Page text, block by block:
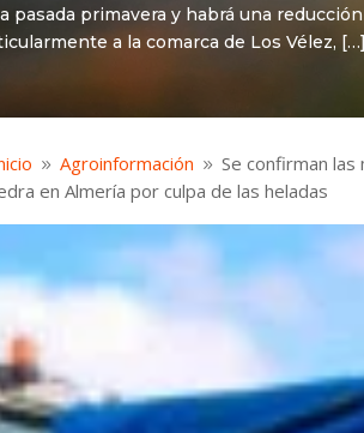
pasada primavera y habrá una
a la comarca de Los Vélez, […]
9 Agroinformación 9 Se confirman las
en Almería por culpa de las heladas